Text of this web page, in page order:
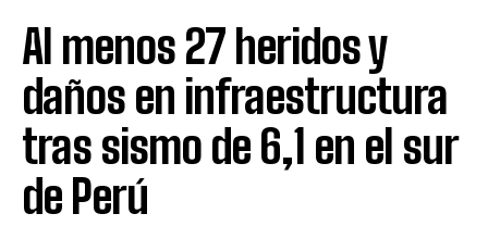
Al menos 27 heridos y
daños en infraestructura
tras sismo de 6,1 en el sur
de Perú